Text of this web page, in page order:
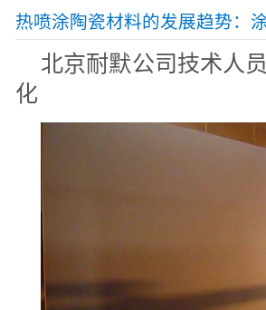
热喷涂陶瓷材料的发展趋势：
北京耐默公司技术人
化